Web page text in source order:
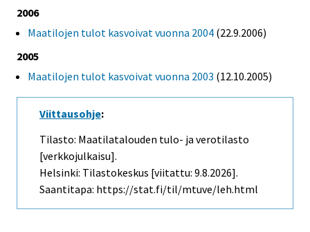
2006
Maatilojen tulot kasvoivat vuonna 2004 (22.9.2006)
2005
Maatilojen tulot kasvoivat vuonna 2003 (12.10.2005)
Viittausohje:
Tilasto: Maatilatalouden tulo- ja verotilasto
[verkkojulkaisu].
Helsinki: Tilastokeskus [viitattu: 9.8.2026].
Saantitapa: https://stat.fi/til/mtuve/leh.html